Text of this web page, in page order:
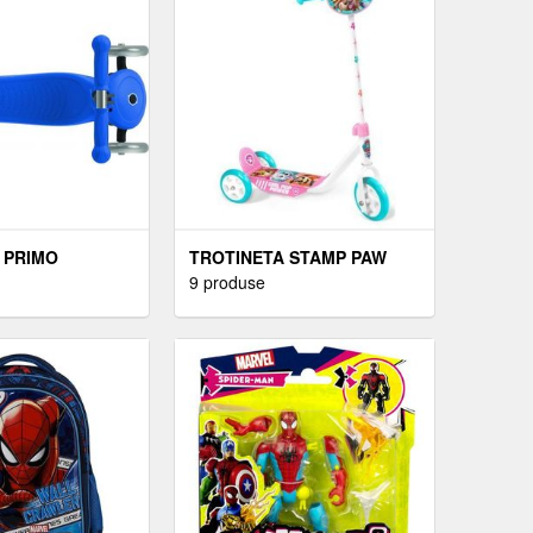
TROTINETA STAMP PAW
PATROL
9 produse